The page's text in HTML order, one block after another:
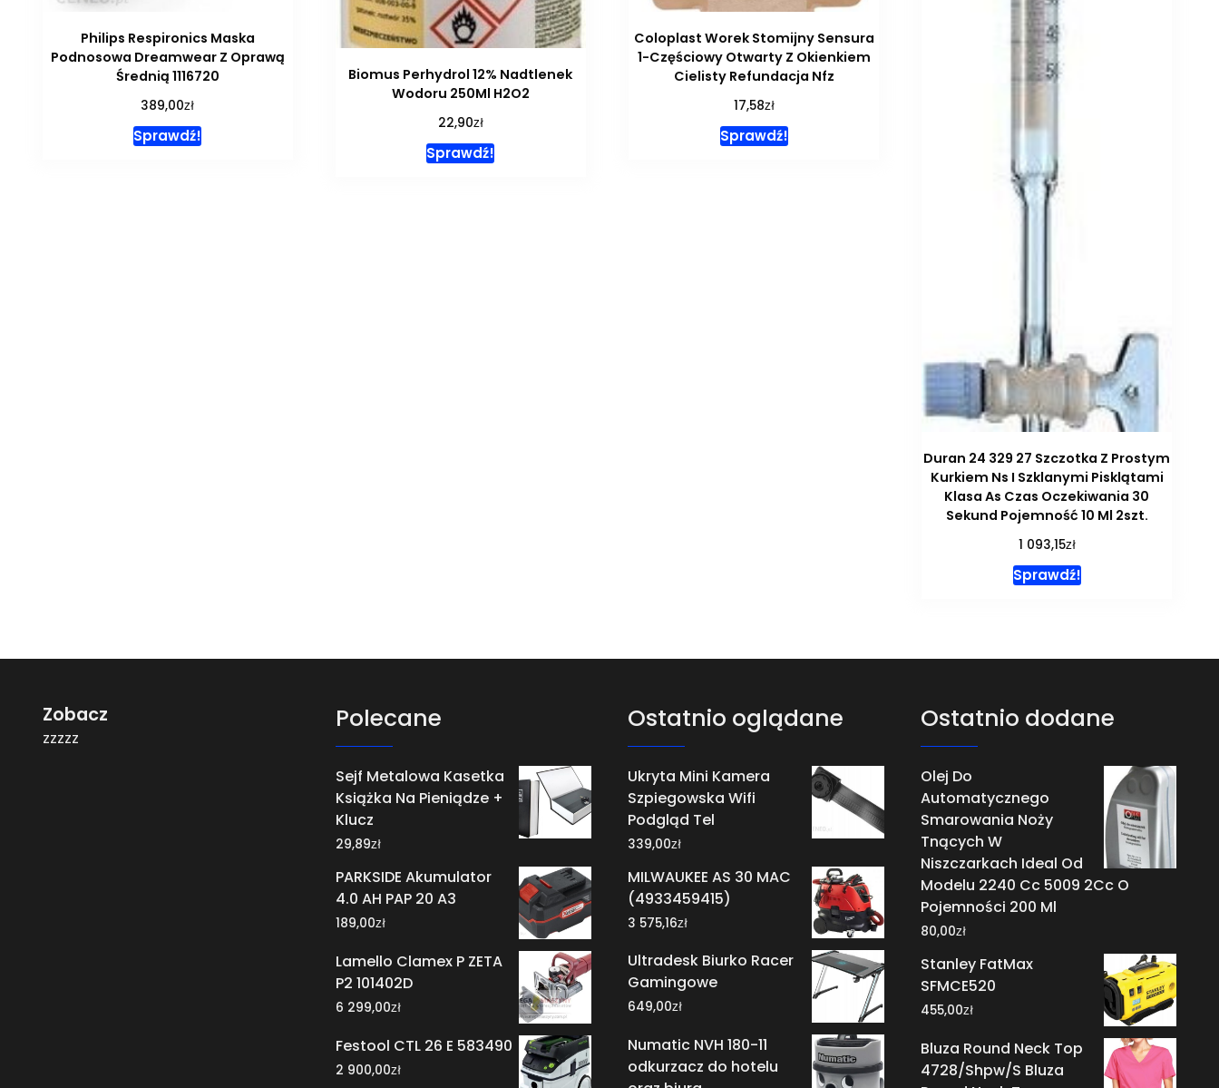
Philips Respironics Maska
Podnosowa Dreamwear Z Oprawą
Średnią 1116720
389,00zł
Sprawdź!
Biomus Perhydrol 12% Nadtlenek
Wodoru 250Ml H2O2
22,90zł
Sprawdź!
Coloplast Worek Stomijny Sensura
1-Częściowy Otwarty Z Okienkiem
Cielisty Refundacja Nfz
17,58zł
Sprawdź!
Duran 24 329 27 Szczotka Z Prostym
Kurkiem Ns I Szklanymi Pisklątami
Klasa As Czas Oczekiwania 30
Sekund Pojemność 10 Ml 2szt.
1 093,15zł
Sprawdź!
Zobacz
zzzzz
Polecane
Sejf Metalowa Kasetka
Książka Na Pieniądze +
Klucz
29,89zł
PARKSIDE Akumulator
4.0 AH PAP 20 A3
189,00zł
Lamello Clamex P ZETA
P2 101402D
6 299,00zł
Festool CTL 26 E 583490
2 900,00zł
Ostatnio oglądane
Ukryta Mini Kamera
Szpiegowska Wifi
Podgląd Tel
339,00zł
MILWAUKEE AS 30 MAC
(4933459415)
3 575,16zł
Ultradesk Biurko Racer
Gamingowe
649,00zł
Numatic NVH 180-11
odkurzacz do hotelu
Ostatnio dodane
Olej Do
Automatycznego
Smarowania Noży
Tnących W
Niszczarkach Ideal Od
Modelu 2240 Cc 5009 2Cc O
Pojemności 200 Ml
80,00zł
Stanley FatMax
SFMCE520
455,00zł
Bluza Round Neck Top
4728/Shpw/S Bluza